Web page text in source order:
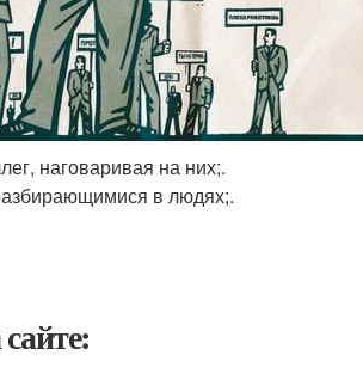
наговаривая на них;.
в людях;.